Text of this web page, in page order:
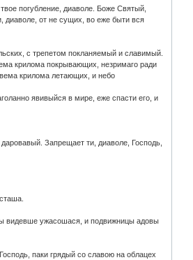
погубление, диаволе. Боже Святый,
от не сущих, во еже быти вся
с трепетом покланяемый и славимый.
крилома покрывающих, незримаго ради
крилома летающих, и небо
явивыйся в мире, еже спасти его, и
Запрещает ти, диаволе, Господь,
видевше ужасошася, и подвижницы адовы
паки грядый со славою на облацех